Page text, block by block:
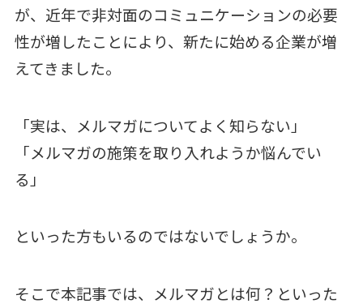
が、近年で非対面のコミュニケーションの必要
性が増したことにより、新たに始める企業が増
えてきました。
「実は、メルマガについてよく知らない」
「メルマガの施策を取り入れようか悩んでい
る」
といった方もいるのではないでしょうか。
そこで本記事では、メルマガとは何？といった